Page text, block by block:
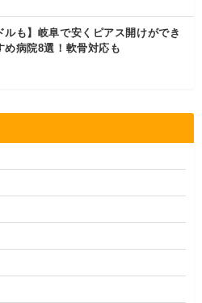
ルも】岐阜で安くピアス開けができ
め病院8選！軟骨対応も